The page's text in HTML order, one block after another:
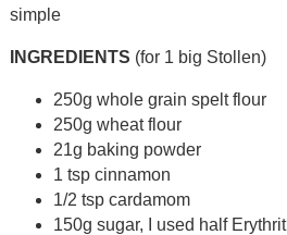
simple
INGREDIENTS (for 1 big Stollen)
250g whole grain spelt flour
250g wheat flour
21g baking powder
1 tsp cinnamon
1/2 tsp cardamom
150g sugar, I used half Erythrit